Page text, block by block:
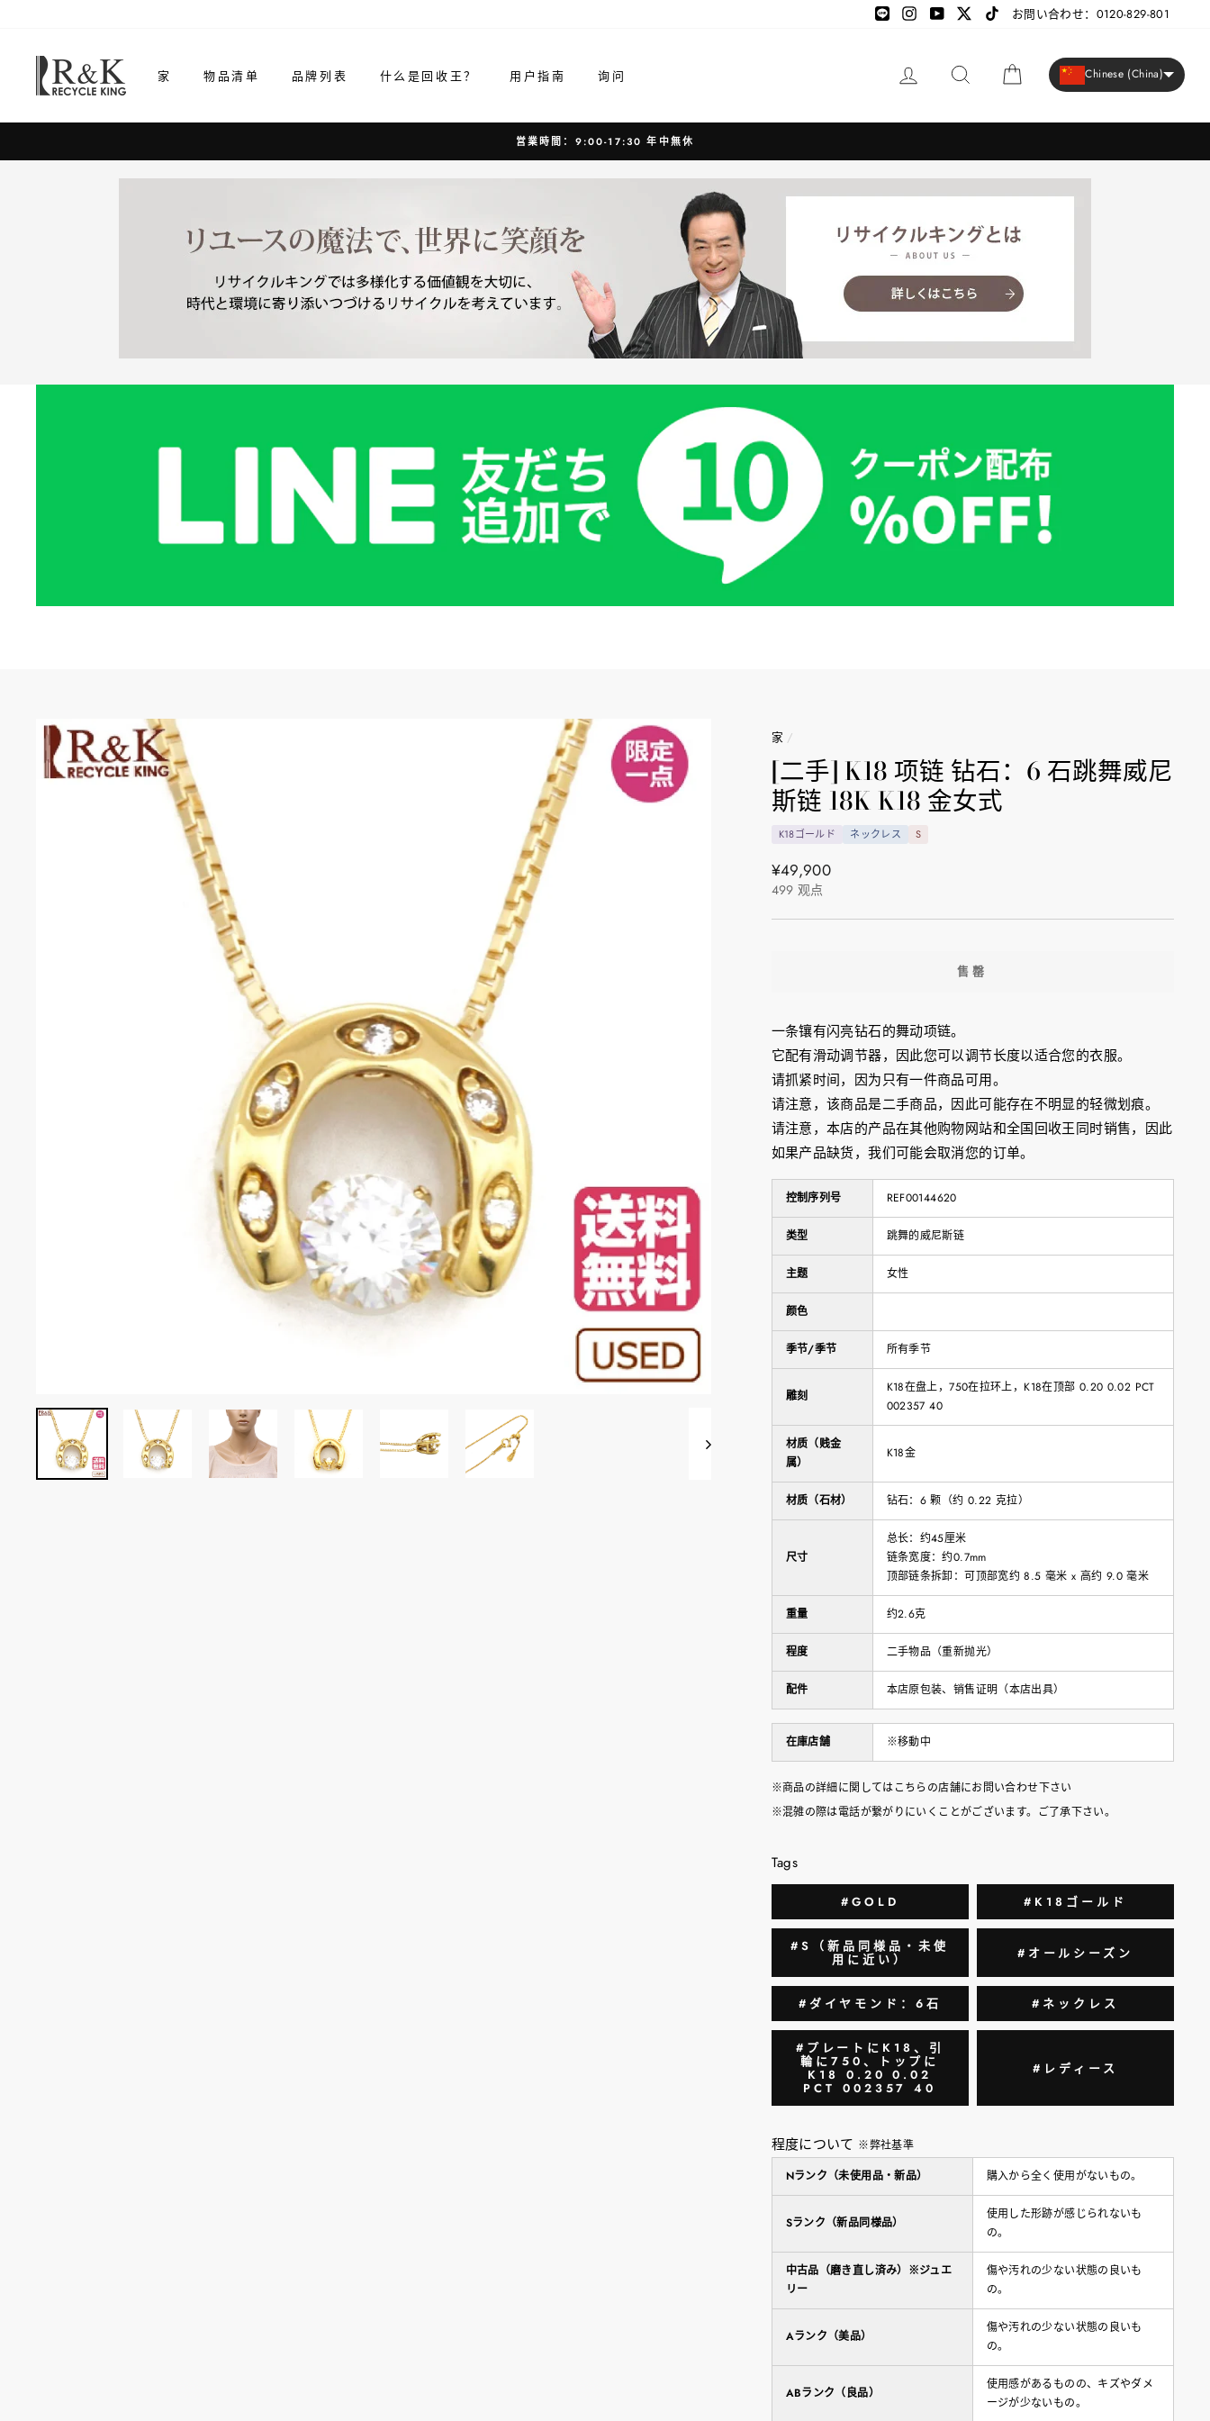
LINE
LINE InstagramYouTube TikTok
お問い合わせ：0120-829-801
家 物品清单 品牌列表 什么是回收王？ 用户指南 询问 大车 Chinese (China)
営業時間：9:00-17:30 年中無休
家 /
[二手] K18 项链 钻石：6 石跳舞威尼
斯链 18K K18 金女式
K18ゴールド ネックレス S
正
常
价
¥49,900
499 观点
售罄
一条镶有闪亮钻石的舞动项链。
它配有滑动调节器，因此您可以调节长度以适合您的衣服。
请抓紧时间，因为只有一件商品可用。
请注意，该商品是二手商品，因此可能存在不明显的轻微划痕。
请注意，本店的产品在其他购物网站和全国回收王同时销售，因此
如果产品缺货，我们可能会取消您的订单。
控制序列号 REF00144620
类型 跳舞的威尼斯链
主题 女性
颜色
季节/季节 所有季节
雕刻
K18在盘上，750在拉环上，K18在顶部 0.20 0.02 PCT
002357 40
材质（贱金
属）
K18金
材质（石材） 钻石：6 颗（约 0.22 克拉）
尺寸
总长：约45厘米
链条宽度：约0.7mm
顶部链条拆卸：可顶部宽约 8.5 毫米 x 高约 9.0 毫米
重量 约2.6克
程度 二手物品（重新抛光）
配件 本店原包装、销售证明（本店出具）
在庫店舗 ※移動中
※商品の詳細に関してはこちらの店舗にお問い合わせ下さい
※混雑の際は電話が繋がりにいくことがございます。ご了承下さい。
Tags
#GOLD #K18ゴールド
#S（新品同様品・未使
用に近い） #オールシーズン
#ダイヤモンド：6石 #ネックレス
#プレートにK18、引
輪に750、トップに
K18 0.20 0.02
PCT 002357 40
#レディース
程度について ※弊社基準
Nランク（未使用品・新品）
購入から全く使用がないもの。
Sランク（新品同様品）
使用した形跡が感じられないも
の。
中古品（磨き直し済み）※ジュエ
リー
傷や汚れの少ない状態の良いも
の。
Aランク（美品）
傷や汚れの少ない状態の良いも
の。
ABランク（良品）
使用感があるものの、キズやダメ
ージが少ないもの。